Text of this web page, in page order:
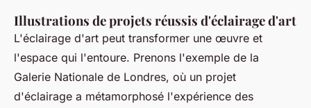
Illustrations de projets réussis d'éclairage d'art
L'éclairage d'art peut transformer une œuvre et
l'espace qui l'entoure. Prenons l'exemple de la
Galerie Nationale de Londres, où un projet
d'éclairage a métamorphosé l'expérience des